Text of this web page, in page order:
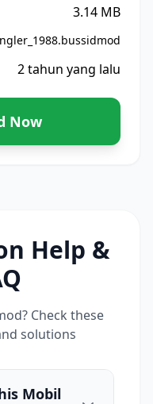
3.14 MB
2 tahun yang lalu
Now
Help &
Check these
solutions
Mobil